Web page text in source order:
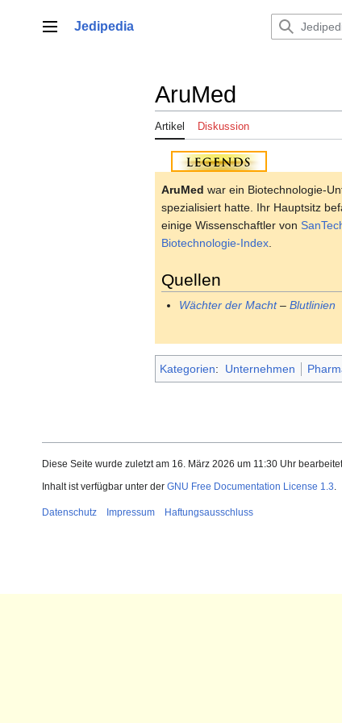
springenHauptmenü
Jedipedia
AruMed
Artikel Diskussion
AruMed war ein Biotechnologie-
spezialisiert hatte. Ihr Hauptsitz
einige Wissenschaftler von
Biotechnologie-Index
Quellen
Wächter der Macht–Blutlinien
Kategorien: Unternehmen
Diese Seite wurde zuletzt am 16. März 2026 um 11:30 Uhr
Inhalt ist verfügbar unter der GNU Free Documentation License 1.3
Datenschutz Impressum Haftungsausschluss